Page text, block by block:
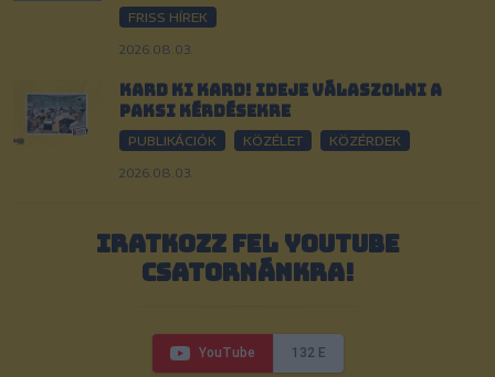
FRISS HÍREK
2026.08.03.
Kard ki kard! Ideje válaszolni a
paksi kérdésekre
PUBLIKÁCIÓK KÖZÉLET KÖZÉRDEK
2026.08.03.
IRATKOZZ FEL YOUTUBE
CSATORNÁNKRA!
YouTube 132 E